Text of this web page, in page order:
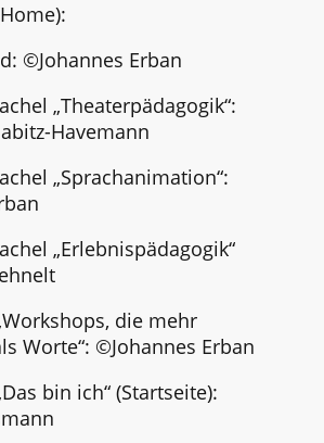
©Johannes Erban
„Theaterpädagogik“:
Havemann
„Sprachanimation“:
„Erlebnispädagogik“
die mehr
Worte“: ©Johannes Erban
bin ich“ (Startseite):